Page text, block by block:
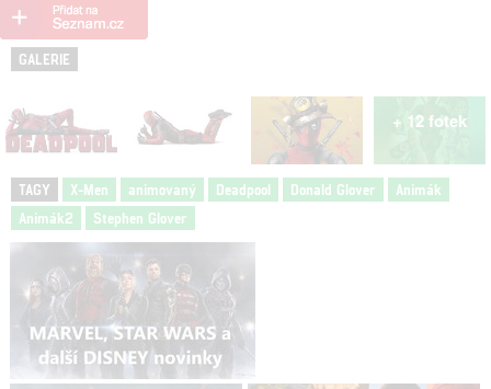
GALERIE
+ 12 fotek
TAGY X-Men animovaný Deadpool Donald Glover
Animák
Animák2
Stephen Glover